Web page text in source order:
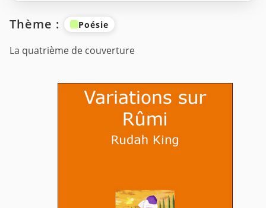
Thème : Poésie
La quatrième de couverture